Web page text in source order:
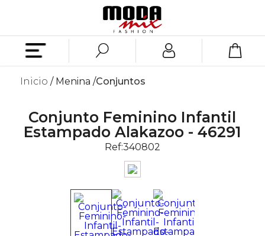
Inicio Menina Conjuntos
Conjunto Feminino Infantil
Estampado Alakazoo - 46291
Ref:340802